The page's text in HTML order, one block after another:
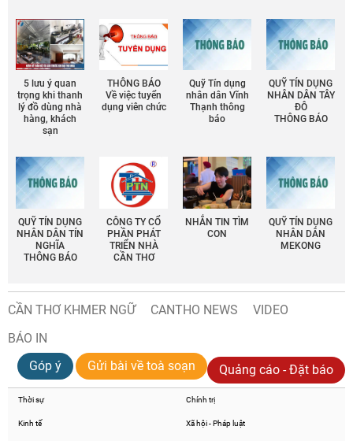
5 lưu ý quan
trọng khi thanh
lý đồ dùng nhà
hàng, khách
sạn
THÔNG BÁO
Về việc tuyển
dụng viên chức
Quỹ Tín dụng
nhân dân Vĩnh
Thạnh thông
báo
QUỸ TÍN DỤNG
NHÂN DÂN TÂY
ĐÔ
THÔNG BÁO
QUỸ TÍN DỤNG
NHÂN DÂN TÍN
NGHĨA
THÔNG BÁO
CÔNG TY CỔ
PHẦN PHÁT
TRIỂN NHÀ
CẦN THƠ
NHẮN TIN TÌM
CON
QUỸ TÍN DỤNG
NHÂN DÂN
MEKONG
CẦN THƠ KHMER NGỮ CANTHO NEWS
VIDEO
BÁO IN
Góp ý
Gửi bài về toà soạn Quảng cáo - Đặt báo
Thời sự Chính trị
Kinh tế Xã hội - Pháp luật